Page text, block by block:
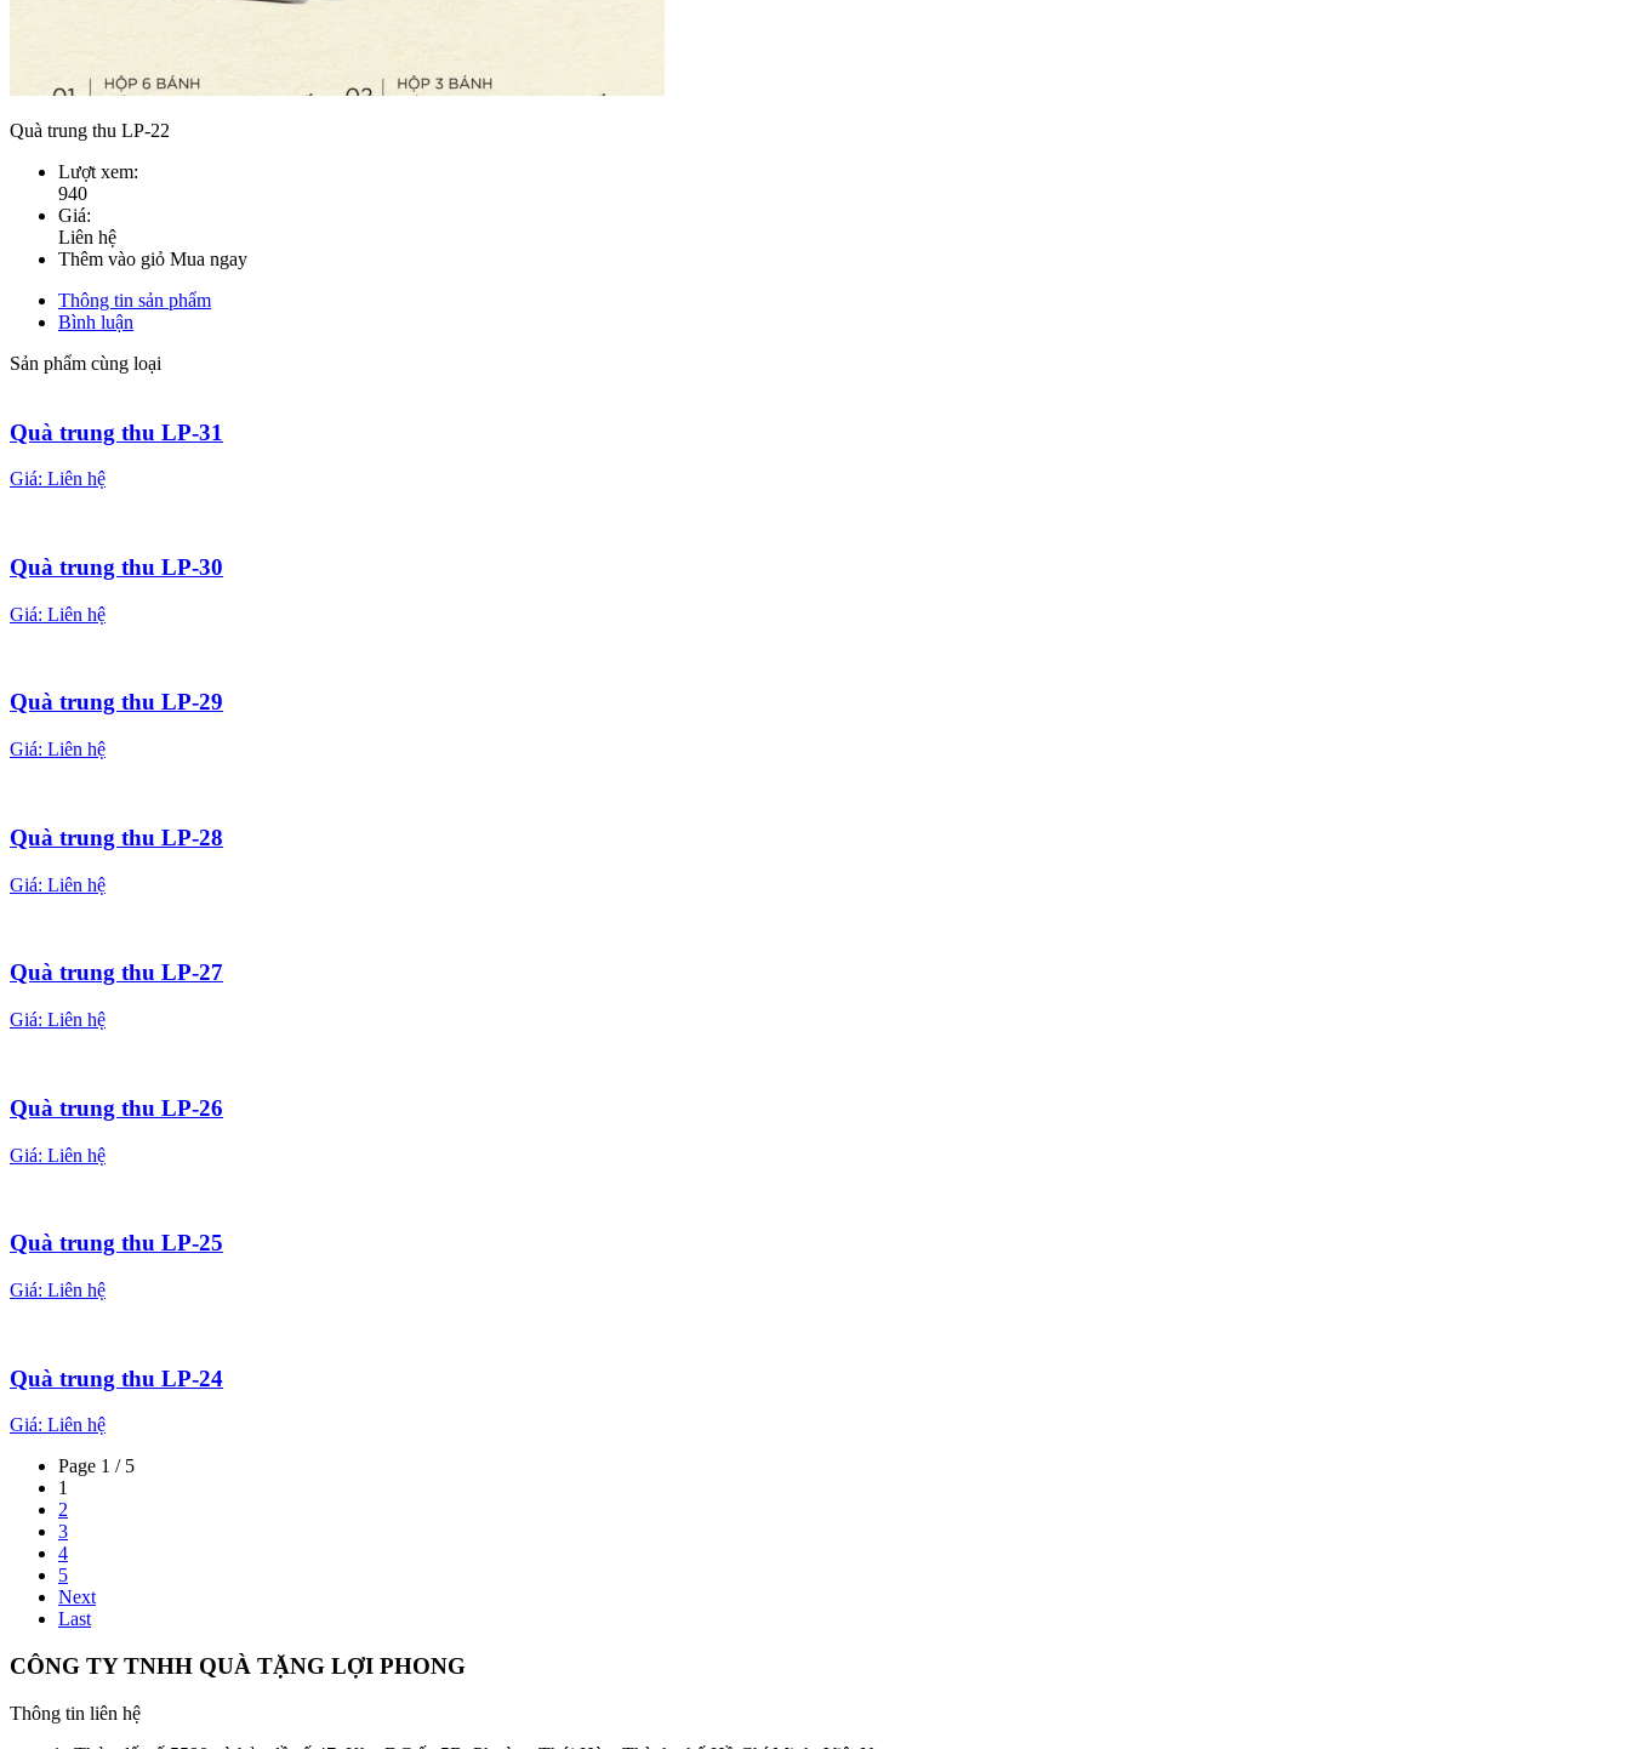
Quà trung thu LP-22
Lượt xem:
940
Giá:
Liên hệ
Thêm vào giỏ Mua ngay
Thông tin sản phẩm
Bình luận
Sản phẩm cùng loại
Quà trung thu LP-31
Giá: Liên hệ
Quà trung thu LP-30
Giá: Liên hệ
Quà trung thu LP-29
Giá: Liên hệ
Quà trung thu LP-28
Giá: Liên hệ
Quà trung thu LP-27
Giá: Liên hệ
Quà trung thu LP-26
Giá: Liên hệ
Quà trung thu LP-25
Giá: Liên hệ
Quà trung thu LP-24
Giá: Liên hệ
Page 1 / 5
1
2
3
4
5
Next
Last
CÔNG TY TNHH QUÀ TẶNG LỢI PHONG
Thông tin liên hệ